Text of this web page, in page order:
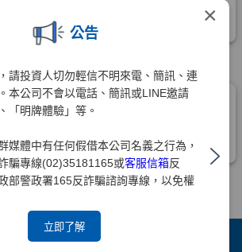
×
公告
請投資人切勿輕信不明來電、簡訊、連
本公司不會以電話、簡訊或LINE邀請
「明牌體驗」等。
媒體中有任何假借本公司名義之行為，
騙專線(02)35181165或客服信箱反
部警政署165反詐騙諮詢專線，以免權
立即了解